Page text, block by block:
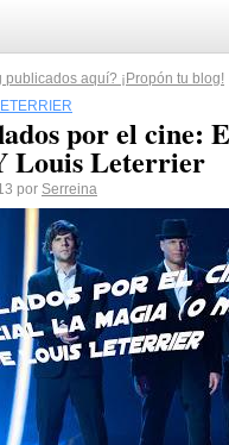
aquí? ¡Propón tu blog!
por el cine:
Louis Leterrier
por Serreina